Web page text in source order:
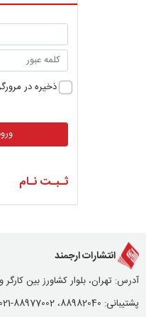
ذخیره در
ثـبـت نـام
انتشارات ارجمند
آدرس: تهران، بلوار کشاورز بین کارگر و 16 آذر پلاک 292
پشتیبانی: 88982040، 88977002-021، 88982030-021، 88975190-021